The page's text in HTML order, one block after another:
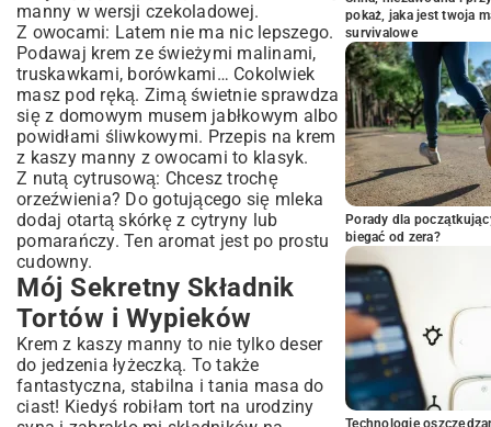
manny w wersji czekoladowej.
Z owocami: Latem nie ma nic lepszego.
Podawaj krem ze świeżymi malinami,
truskawkami, borówkami… Cokolwiek
masz pod ręką. Zimą świetnie sprawdza
się z domowym musem jabłkowym albo
powidłami śliwkowymi. Przepis na krem
z kaszy manny z owocami to klasyk.
Z nutą cytrusową: Chcesz trochę
orzeźwienia? Do gotującego się mleka
dodaj otartą skórkę z cytryny lub
pomarańczy. Ten aromat jest po prostu
cudowny.
Mój Sekretny Składnik
Tortów i Wypieków
Krem z kaszy manny to nie tylko deser
do jedzenia łyżeczką. To także
fantastyczna, stabilna i tania masa do
ciast! Kiedyś robiłam tort na urodziny
pokaż, jaka jest twoja
survivalowe
Porady dla
biegać od zera?
Technologie